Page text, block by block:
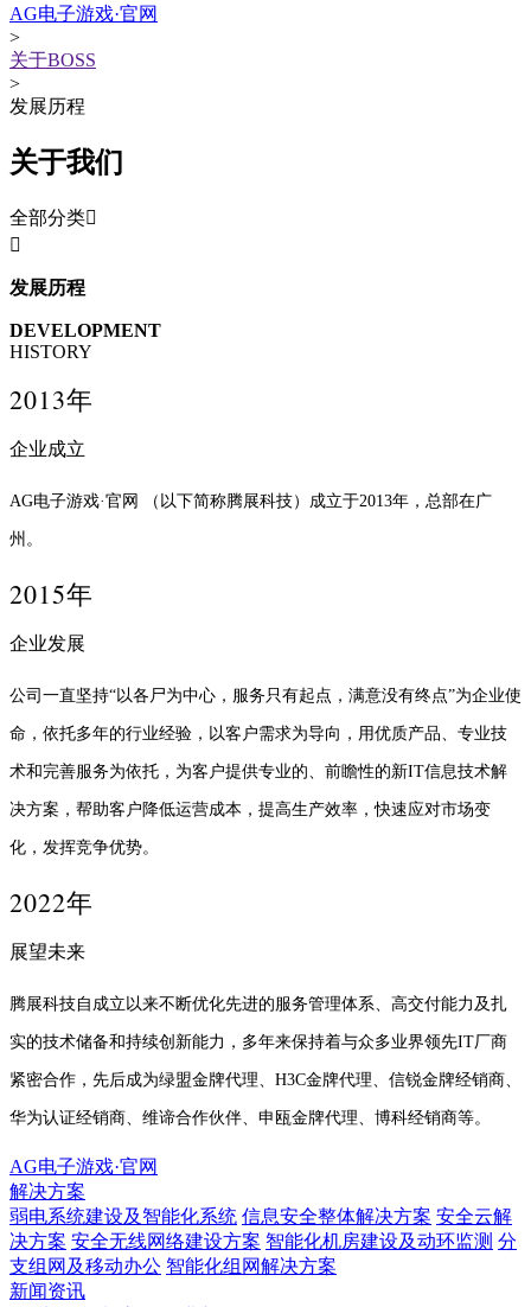
AG电子游戏·官网
>
关于BOSS
>
发展历程
关于我们
全部分类

发展历程
DEVELOPMENT
HISTORY
2013年
企业成立
AG电子游戏·官网 （以下简称腾展科技）成立于2013年，总部在广
州。
2015年
企业发展
公司一直坚持“以各尸为中心，服务只有起点，满意没有终点”为企业使
命，依托多年的行业经验，以客户需求为导向，用优质产品、专业技
术和完善服务为依托，为客户提供专业的、前瞻性的新IT信息技术解
决方案，帮助客户降低运营成本，提高生产效率，快速应对市场变
化，发挥竞争优势。
2022年
展望未来
腾展科技自成立以来不断优化先进的服务管理体系、高交付能力及扎
实的技术储备和持续创新能力，多年来保持着与众多业界领先IT厂商
紧密合作，先后成为绿盟金牌代理、H3C金牌代理、信锐金牌经销商、
华为认证经销商、维谛合作伙伴、申瓯金牌代理、博科经销商等。
AG电子游戏·官网
解决方案
弱电系统建设及智能化系统 信息安全整体解决方案 安全云解
决方案 安全无线网络建设方案 智能化机房建设及动环监测 分
支组网及移动办公 智能化组网解决方案
新闻资讯